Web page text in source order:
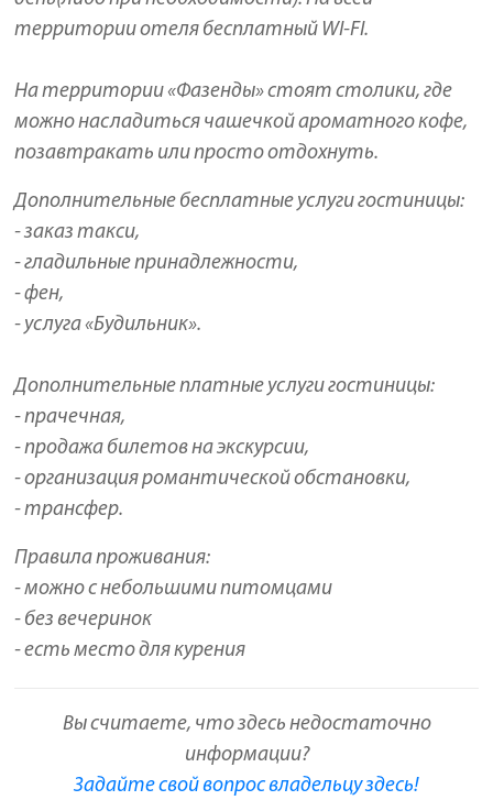
территории отеля бесплатный WI-FI.
На территории «Фазенды» стоят столики, где
можно насладиться чашечкой ароматного кофе,
позавтракать или просто отдохнуть.
Дополнительные бесплатные услуги гостиницы:
- заказ такси,
- гладильные принадлежности,
- фен,
- услуга «Будильник».
Дополнительные платные услуги гостиницы:
- прачечная,
- продажа билетов на экскурсии,
- организация романтической обстановки,
- трансфер.
Правила проживания:
- можно с небольшими питомцами
- без вечеринок
- есть место для курения
Вы считаете, что здесь недостаточно
информации?
Задайте свой вопрос владельцу здесь!